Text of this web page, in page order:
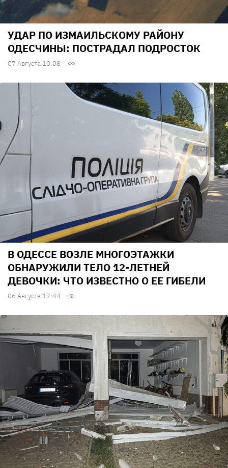
УДАР ПО ИЗМАИЛЬСКОМУ РАЙОНУ
ОДЕСЧИНЫ: ПОСТРАДАЛ ПОДРОСТОК
07 Августа 10:08
В ОДЕССЕ ВОЗЛЕ МНОГОЭТАЖКИ
ОБНАРУЖИЛИ ТЕЛО 12-ЛЕТНЕЙ
ДЕВОЧКИ: ЧТО ИЗВЕСТНО О ЕЕ ГИБЕЛИ
06 Августа 17:44